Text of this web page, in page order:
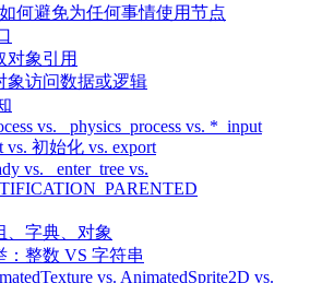
何避免为任何事情使用节点
对象引用
象访问数据或逻辑
vs. _physics_process vs. *_input
vs. 初始化 vs. export
vs. _enter_tree vs.
、字典、对象
：整数 VS 字符串
vs. AnimatedSprite2D vs.